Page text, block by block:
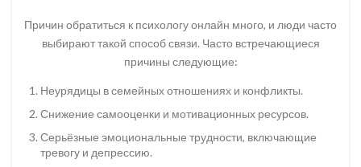
Причин обратиться к психологу онлайн много, и люди часто
выбирают такой способ связи. Часто встречающиеся
причины следующие:
Неурядицы в семейных отношениях и конфликты.
Снижение самооценки и мотивационных ресурсов.
Серьёзные эмоциональные трудности, включающие
тревогу и депрессию.